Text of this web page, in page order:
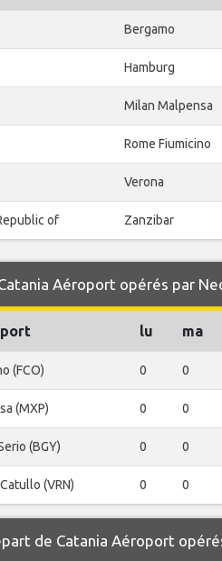
Bergamo
Hamburg
Milan Malpensa
Rome Fiumicino
Verona
of Zanzibar
Aéroport opérés par
lu ma
(FCO) 0 0
(MXP) 0 0
(BGY) 0 0
(VRN) 0 0
de Catania Aéroport